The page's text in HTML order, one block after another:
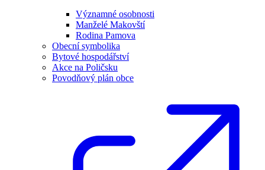
Významné osobnosti
Manželé Makovští
Rodina Pamova
Obecní symbolika
Bytové hospodářství
Akce na Poličsku
Povodňový plán obce